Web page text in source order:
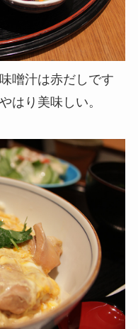
噌汁は赤だしです
はり美味しい。